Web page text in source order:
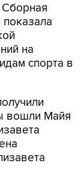
Сборная
на
спорта в
вошли Майя